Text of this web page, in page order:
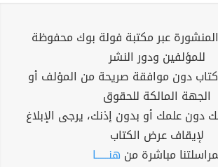
عبر مكتبة فولة بوك محفوظة
للمؤلفين ودور النشر
دون موافقة صريحة من المؤلف أو
الجهة المالكة للحقوق
دون علمك أو بدون إذنك، يرجى الإبلاغ
لإيقاف عرض الكتاب
مباشرة من هنــــــا